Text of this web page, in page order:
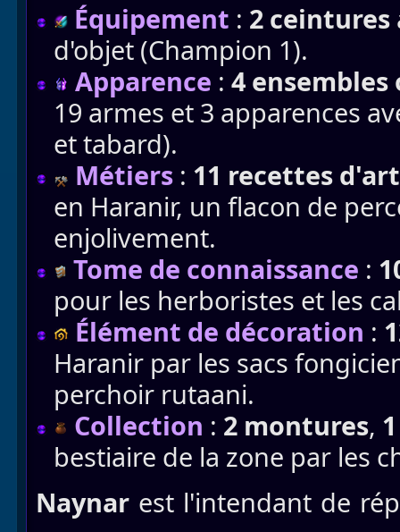
Équipement : 2 ceintures
d'objet (Champion 1).
Apparence : 4
19 armes et 3 apparences
et tabard).
Métiers : 11 recettes
en Haranir, un flacon de
enjolivement.
Tome de connaissance :
pour les herboristes et les
Élément de décoration :
Haranir par les sacs
perchoir rutaani.
Collection : 2 montures,
bestiaire de la zone par les
Naynar est l'intendant de